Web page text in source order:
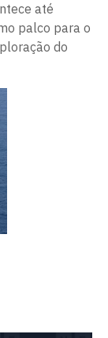
até
palco para o
do